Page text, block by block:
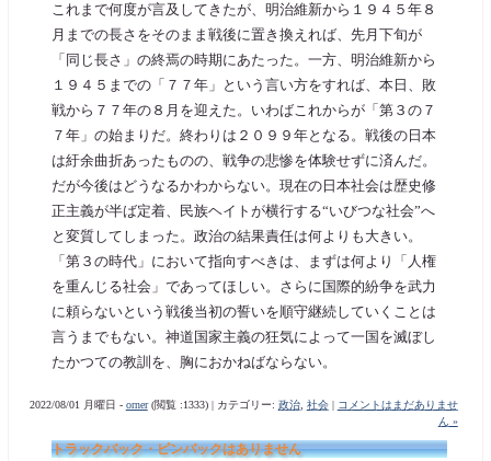
これまで何度が言及してきたが、明治維新から１９４５年８
月までの長さをそのまま戦後に置き換えれば、先月下旬が
「同じ長さ」の終焉の時期にあたった。一方、明治維新から
１９４５までの「７７年」という言い方をすれば、本日、敗
戦から７７年の８月を迎えた。いわばこれからが「第３の７
７年」の始まりだ。終わりは２０９９年となる。戦後の日本
は紆余曲折あったものの、戦争の悲惨を体験せずに済んだ。
だが今後はどうなるかわからない。現在の日本社会は歴史修
正主義が半ば定着、民族ヘイトが横行する“いびつな社会”へ
と変質してしまった。政治の結果責任は何よりも大きい。
「第３の時代」において指向すべきは、まずは何より「人権
を重んじる社会」であってほしい。さらに国際的紛争を武力
に頼らないという戦後当初の誓いを順守継続していくことは
言うまでもない。神道国家主義の狂気によって一国を滅ぼし
たかつての教訓を、胸におかねばならない。
2022/08/01 月曜日 - orner(閲覧 :1333) | カテゴリー: 政治, 社会|
コメントはまだありませ
ん »
トラックバック・ピンバックはありません